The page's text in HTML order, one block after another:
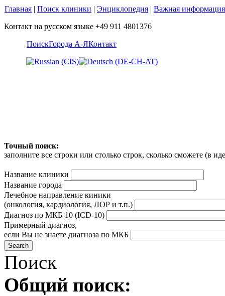
Главная | Поиск клиники | Энциклопедия | Важная информация
Контакт на русском языке +49 911 4801376
ПоискГорода А-ЯКонтакт
Точный поиск:
заполните все строки или столько строк, сколько сможете (в
Название клиники
Название города
Лечебное направление киники
(онкология, кардиология, ЛОР и т.п.)
Диагноз по МКБ-10 (ICD-10)
Примерный диагноз,
если Вы не знаете диагноза по МКБ
Поиск
Общий поиск: